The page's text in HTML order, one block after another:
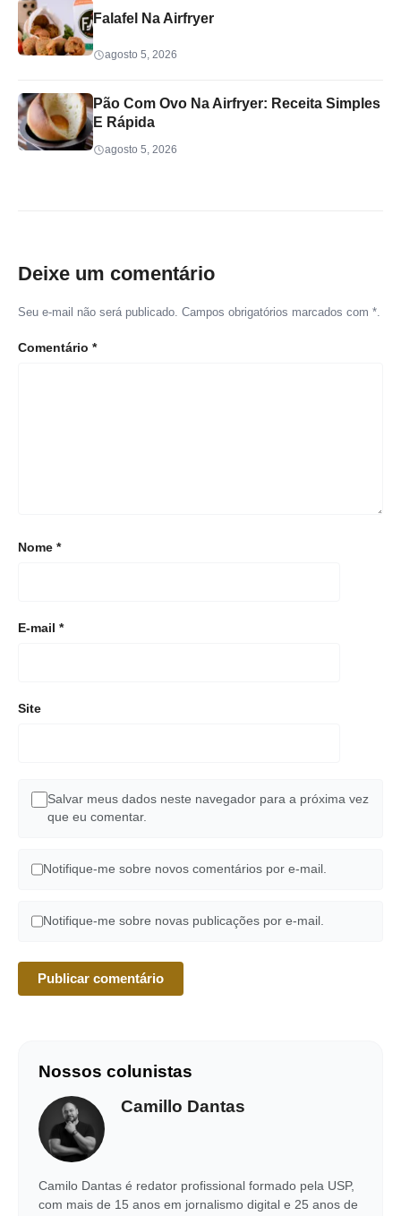
Falafel Na Airfryer
agosto 5, 2026
Pão Com Ovo Na Airfryer: Receita Simples
E Rápida
agosto 5, 2026
Deixe um comentário
Seu e-mail não será publicado. Campos obrigatórios marcados com *.
Comentário *
Nome *
E-mail *
Site
Salvar meus dados neste navegador para a próxima vez
que eu comentar.
Notifique-me sobre novos comentários por e-mail.
Notifique-me sobre novas publicações por e-mail.
Nossos colunistas
Camillo Dantas
Camilo Dantas é redator profissional formado pela USP,
com mais de 15 anos em jornalismo digital e 25 anos de